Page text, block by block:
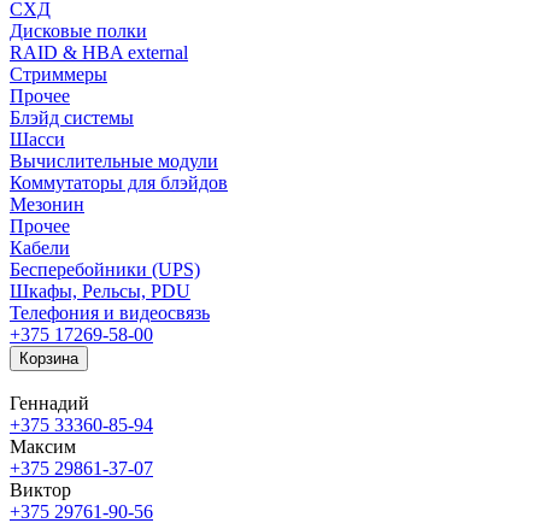
СХД
Дисковые полки
RAID & HBA external
Стриммеры
Прочее
Блэйд системы
Шасси
Вычислительные модули
Коммутаторы для блэйдов
Мезонин
Прочее
Кабели
Бесперебойники (UPS)
Шкафы, Рельсы, PDU
Телефония и видеосвязь
+375 17269-58-00
Корзина
Геннадий
+375 33360-85-94
Максим
+375 29861-37-07
Виктор
+375 29761-90-56